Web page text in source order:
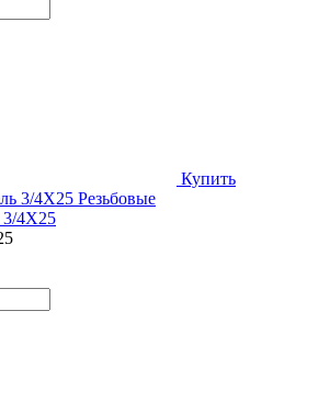
Купить
3/4X25